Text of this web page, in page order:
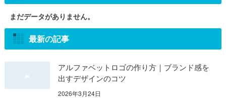
まだデータがありません。
最新の記事
アルファベットロゴの作り方｜ブランド感を
出すデザインのコツ
2026年3月24日